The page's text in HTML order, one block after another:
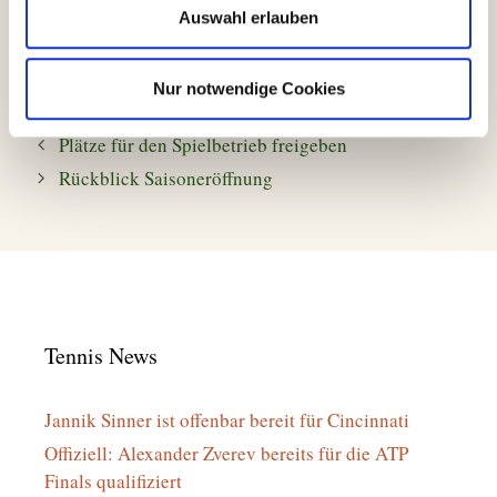
Auswahl erlauben
Nur notwendige Cookies
Freizeit,Mannschaften,Mitglieder,Sport,Training
Plätze für den Spielbetrieb freigeben
Rückblick Saisoneröffnung
Tennis News
Jannik Sinner ist offenbar bereit für Cincinnati
Offiziell: Alexander Zverev bereits für die ATP
Finals qualifiziert